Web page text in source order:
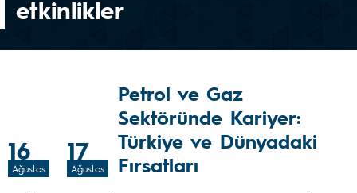
etkinlikler
16
Ağustos
17
Ağustos
Petrol ve Gaz
Sektöründe Kariyer:
Türkiye ve Dünyadaki
Fırsatları